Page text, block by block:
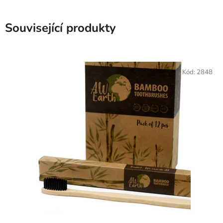
Související produkty
Kód: 2848